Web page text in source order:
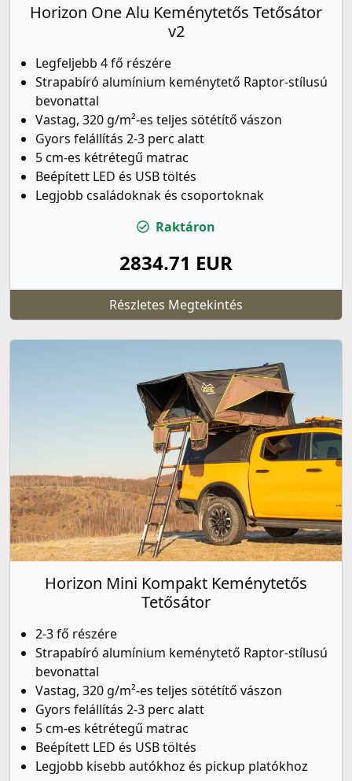
Horizon One Alu Keménytetős Tetősátor
v2
Legfeljebb 4 fő részére
Strapabíró alumínium keménytető Raptor-stílusú
bevonattal
Vastag, 320 g/m²-es teljes sötétítő vászon
Gyors felállítás 2-3 perc alatt
5 cm-es kétrétegű matrac
Beépített LED és USB töltés
Legjobb családoknak és csoportoknak
Raktáron
2834.71 EUR
Részletes Megtekintés
Horizon Mini Kompakt Keménytetős
Tetősátor
2-3 fő részére
Strapabíró alumínium keménytető Raptor-stílusú
bevonattal
Vastag, 320 g/m²-es teljes sötétítő vászon
Gyors felállítás 2-3 perc alatt
5 cm-es kétrétegű matrac
Beépített LED és USB töltés
Legjobb kisebb autókhoz és pickup platókhoz